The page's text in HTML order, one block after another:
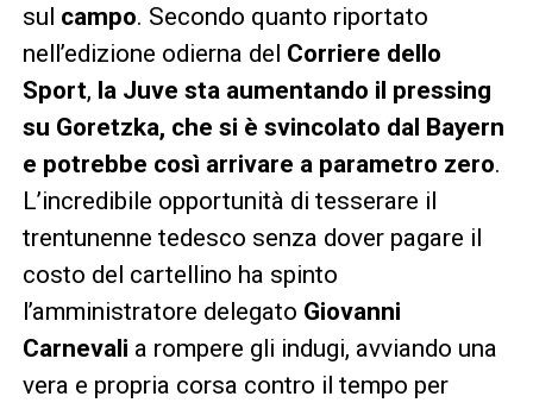
sul campo. Secondo quanto riportato
nell’edizione odierna del Corriere dello
Sport, la Juve sta aumentando il pressing
su Goretzka, che si è svincolato dal Bayern
e potrebbe così arrivare a parametro zero.
L’incredibile opportunità di tesserare il
trentunenne tedesco senza dover pagare il
costo del cartellino ha spinto
l’amministratore delegato Giovanni
Carnevali a rompere gli indugi, avviando una
vera e propria corsa contro il tempo per